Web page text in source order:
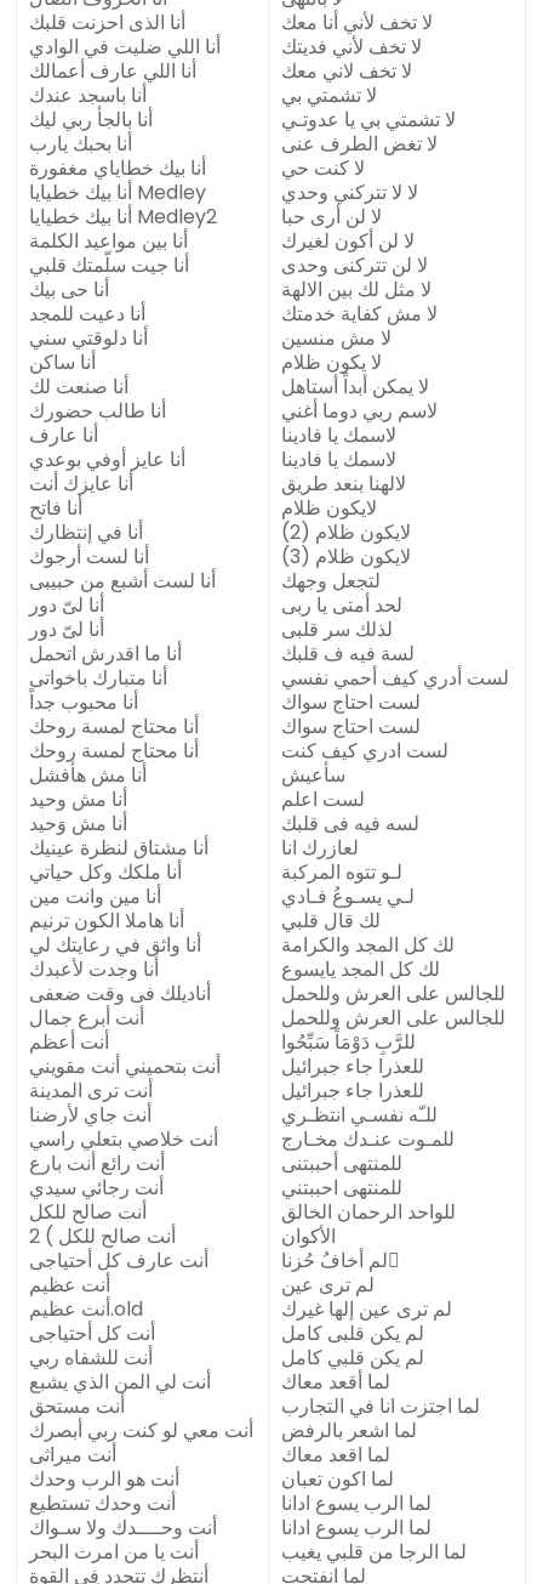
أنا الذى احزنت قلبك
أنا اللي ضليت في الوادي
أنا اللي عارف أعمالك
أنا باسجد عندك
أنا بالجأ ربي ليك
أنا بحبك يارب
أنا بيك خطاياي مغفورة
أنا بيك خطيايا Medley
أنا بيك خطيايا Medley2
أنا بين مواعيد الكلمة
أنا جيت سلّمتك قلبي
أنا حى بيك
أنا دعيت للمجد
أنا دلوقتي سني
أنا ساكن
أنا صنعت لك
أنا طالب حضورك
أنا عارف
أنا عايز أوفي بوعدي
أنا عايزك أنت
أنا فاتح
أنا في إنتظارك
أنا لست أرجوك
أنا لست أشبع من حبيبى
أنا لىّ دور
أنا لىّ دور
أنا ما اقدرش اتحمل
أنا متبارك باخواتى
أنا محبوب جداً
أنا محتاج لمسة روحك
أنا محتاج لمسة روحك
أنا مش هأفشل
أنا مش وحيد
أنا مش وَحيد
أنا مشتاق لنظرة عينيك
أنا ملكك وكل حياتي
أنا مين وانت مين
أنا هاملا الكون ترنيم
أنا واثق في رعايتك لي
أنا وجدت لأعبدك
أناديلك فى وقت ضعفى
أنت أبرع جمال
أنت أعظم
أنت بتحميني أنت مقويني
أنت ترى المدينة
أنت جاي لأرضنا
أنت خلاصي بتعلي راسي
أنت رائع أنت بارع
أنت رجائي سيدي
أنت صالح للكل
أنت صالح للكل ) 2
أنت عارف كل أحتياجى
أنت عظيم
أنت عظيم.old
أنت كل أحتياجى
أنت للشفاه ربي
أنت لي المن الذي يشبع
أنت مستحق
أنت معي لو كنت ربي أبصرك
أنت ميراثى
أنت هو الرب وحدك
أنت وحدك تستطيع
أنت وحــــدك ولا سـواك
أنت يا من امرت البحر
أنتظرك تتجدد في القوة
لا تخف لأني أنا معك
لا تخف لأني فديتك
لا تخف لاني معك
لا تشمتي بي
لا تشمتي بي يا عدوتـي
لا تغض الطرف عنى
لا كنت حي
لا لا تتركني وحدي
لا لن أرى حبا
لا لن أكون لغيرك
لا لن تتركنى وحدى
لا مثل لك بين الالهة
لا مش كفاية خدمتك
لا مش منسين
لا يكون ظلام
لا يمكن أبداً أستاهل
لاسم ربي دوما أغني
لاسمك يا فادينا
لاسمك يا فادينا
لالهنا بنعد طريق
لايكون ظلام
لايكون ظلام (2)
لايكون ظلام (3)
لتجعل وجهك
لحد أمتى يا ربى
لذلك سر قلبى
لسة فيه ف قلبك
لست أدري كيف أحمي نفسي
لست احتاج سواك
لست احتاج سواك
لست ادري كيف كنت
سأعيش
لست اعلم
لسه فيه فى قلبك
لعازرك انا
لـو تتوه المركبة
لـي يسـوعُ فـادي
لك قال قلبي
لك كل المجد والكرامة
لك كل المجد يايسوع
للجالس على العرش وللحمل
للجالس على العرش وللحمل
للرَّبِ دَوْمَاً سَبِّحُوا
للعذرا جاء جبرائيل
للعذرا جاء جبرائيل
للـّه نفسـي انتظـري
للمـوت عنـدك مخـارج
للمنتهى أحببتنى
للمنتهى احببتني
للواحد الرحمان الخالق
الأكوان
لم أخافُ حُزنا ً
لم ترى عين
لم ترى عين إلها غيرك
لم يكن قلبى كامل
لم يكن قلبي كامل
لما أقعد معاك
لما اجتزت انا في التجارب
لما اشعر بالرفض
لما اقعد معاك
لما اكون تعبان
لما الرب يسوع ادانا
لما الرب يسوع ادانا
لما الرجا من قلبي يغيب
لما انفتحت